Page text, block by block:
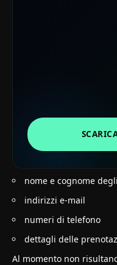
nome e cognome
indirizzi e-mail
numeri di telefono
dettagli delle
Al momento non